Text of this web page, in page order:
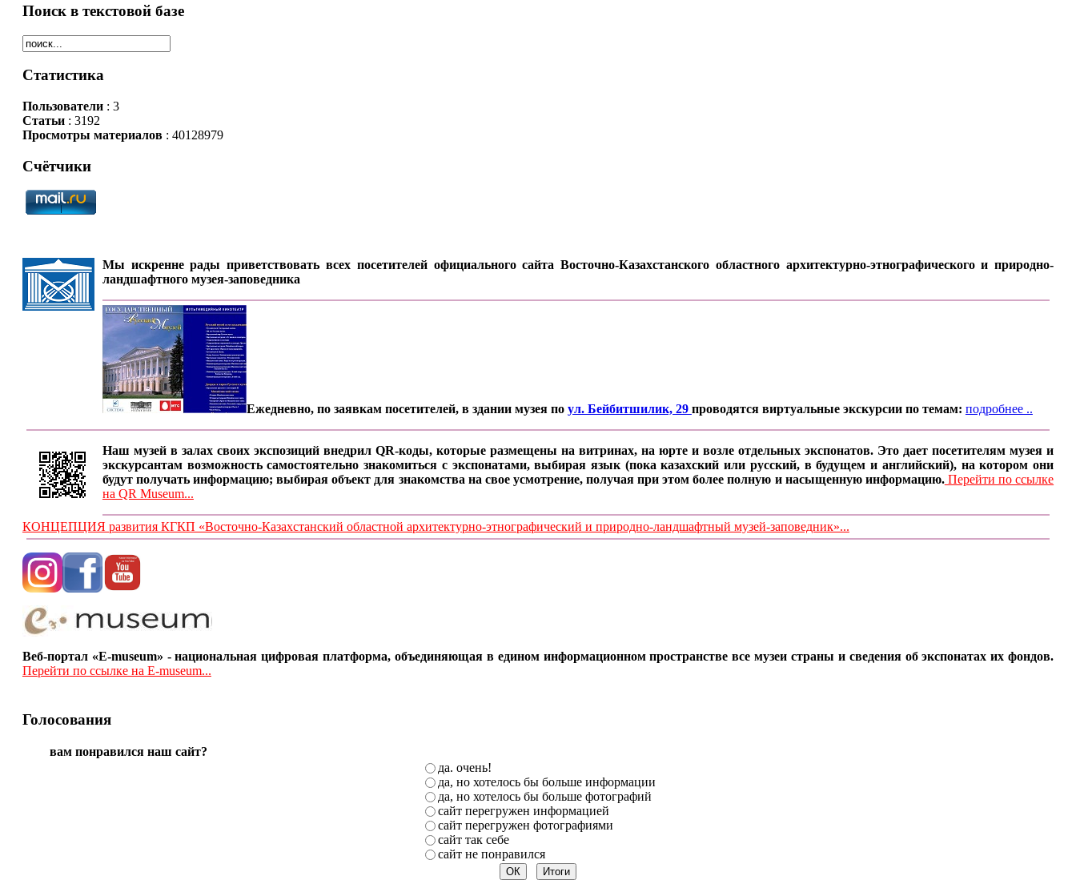
Поиск в текстовой базе
Статистика
Пользователи: 3
Статьи: 3192
Просмотры материалов: 40128979
Счётчики
Мы искренне рады приветствовать всех посетителей официального сайта Восточно-Казахстанского областного архитектурно-этнографического и природно-
ландшафтного музея-заповедника
Ежедневно, по заявкам посетителей, в здании музея по ул. Бейбитшилик, 29 проводятся виртуальные экскурсии по темам: подробнее ..
Наш музей в залах своих экспозиций внедрил QR-коды, которые размещены на витринах, на юрте и возле отдельных экспонатов. Это дает посетителям музея и
экскурсантам возможность самостоятельно знакомиться с экспонатами, выбирая язык (пока казахский или русский, в будущем и английский), на котором они
будут получать информацию; выбирая объект для знакомства на свое усмотрение, получая при этом более полную и насыщенную информацию.Перейти по ссылке
на QR Museum...
КОНЦЕПЦИЯ развития КГКП «Восточно-Казахстанский областной архитектурно-этнографический и природно-ландшафтный музей-заповедник»...
Веб-портал «E-museum» - национальная цифровая платформа, объединяющая в едином информационном пространстве все музеи страны и сведения об экспонатах их фондов.
Перейти по ссылке на E-museum...
Голосования
вам понравился наш сайт?
да. очень!
да, но хотелось бы больше информации
да, но хотелось бы больше фотографий
сайт перегружен информацией
сайт перегружен фотографиями
сайт так себе
сайт не понравился